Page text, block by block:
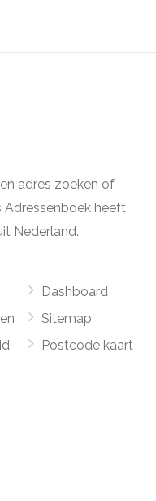
adres zoeken of
Adressenboek heeft
Nederland.
Dashboard
Sitemap
Postcode kaart